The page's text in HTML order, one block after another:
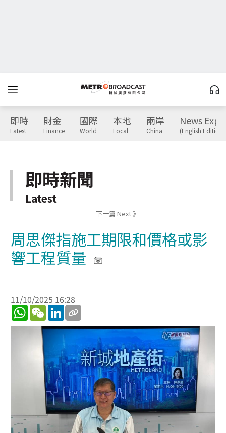
即時
Latest
財金
Finance
國際
World
本地
Local
兩岸
China
News
(English Edition)
即時新聞
Latest
下一篇 Next 》
周思傑指施工期限和價格或影
響工程質量
11/10/2025 16:28
WhatsApp
WeChatLinkedIn